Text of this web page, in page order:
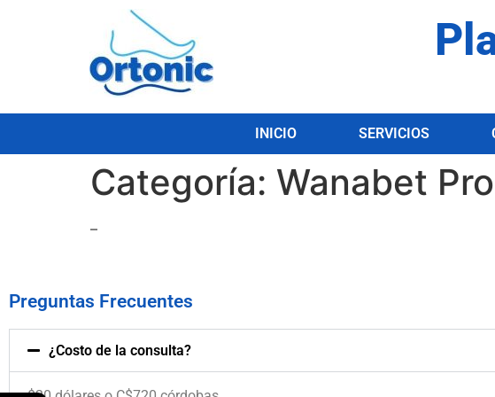
INICIO SERVICIOS
Categoría: Wanabet
–
Preguntas Frecuentes
¿Costo de la consulta?